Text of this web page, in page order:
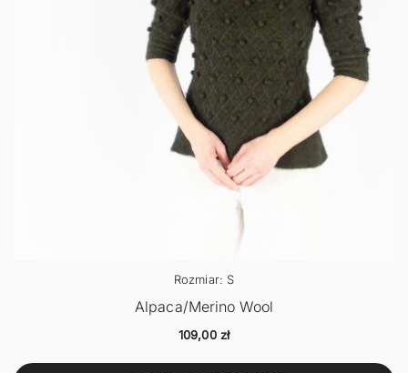
Rozmiar: S
Alpaca/Merino Wool
109,00 zł